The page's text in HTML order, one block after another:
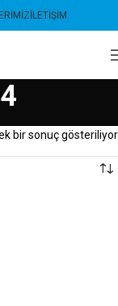
İLETIŞIM
bir sonuç gösteriliyor